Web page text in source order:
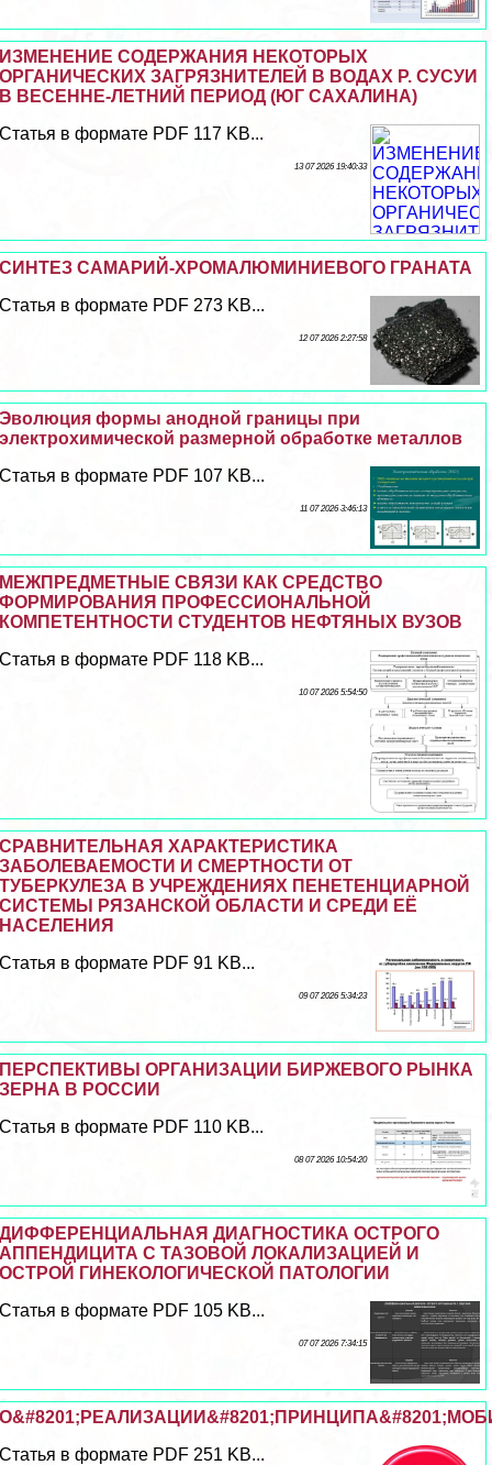
ИЗМЕНЕНИЕ СОДЕРЖАНИЯ НЕКОТОРЫХ
ОРГАНИЧЕСКИХ ЗАГРЯЗНИТЕЛЕЙ В ВОДАХ Р. СУСУИ
В ВЕСЕННЕ-ЛЕТНИЙ ПЕРИОД (ЮГ САХАЛИНА)
Статья в формате PDF 117 KB...
13 07 2026 19:40:33
СИНТЕЗ САМАРИЙ-ХРОМАЛЮМИНИЕВОГО ГРАНАТА
Статья в формате PDF 273 KB...
12 07 2026 2:27:58
Эволюция формы анодной границы при
электрохимической размерной обработке металлов
Статья в формате PDF 107 KB...
11 07 2026 3:46:13
МЕЖПРЕДМЕТНЫЕ СВЯЗИ КАК СРЕДСТВО
ФОРМИРОВАНИЯ ПРОФЕССИОНАЛЬНОЙ
КОМПЕТЕНТНОСТИ СТУДЕНТОВ НЕФТЯНЫХ ВУЗОВ
Статья в формате PDF 118 KB...
10 07 2026 5:54:50
СРАВНИТЕЛЬНАЯ ХАРАКТЕРИСТИКА
ЗАБОЛЕВАЕМОСТИ И СМЕРТНОСТИ ОТ
ТУБЕРКУЛЕЗА В УЧРЕЖДЕНИЯХ ПЕНЕТЕНЦИАРНОЙ
СИСТЕМЫ РЯЗАНСКОЙ ОБЛАСТИ И СРЕДИ ЕЁ
НАСЕЛЕНИЯ
Статья в формате PDF 91 KB...
09 07 2026 5:34:23
ПЕРСПЕКТИВЫ ОРГАНИЗАЦИИ БИРЖЕВОГО РЫНКА
ЗЕРНА В РОССИИ
Статья в формате PDF 110 KB...
08 07 2026 10:54:20
ДИФФЕРЕНЦИАЛЬНАЯ ДИАГНОСТИКА ОСТРОГО
АППЕНДИЦИТА С ТАЗОВОЙ ЛОКАЛИЗАЦИЕЙ И
ОСТРОЙ ГИНЕКОЛОГИЧЕСКОЙ ПАТОЛОГИИ
Статья в формате PDF 105 KB...
07 07 2026 7:34:15
Статья в формате PDF 251 KB...